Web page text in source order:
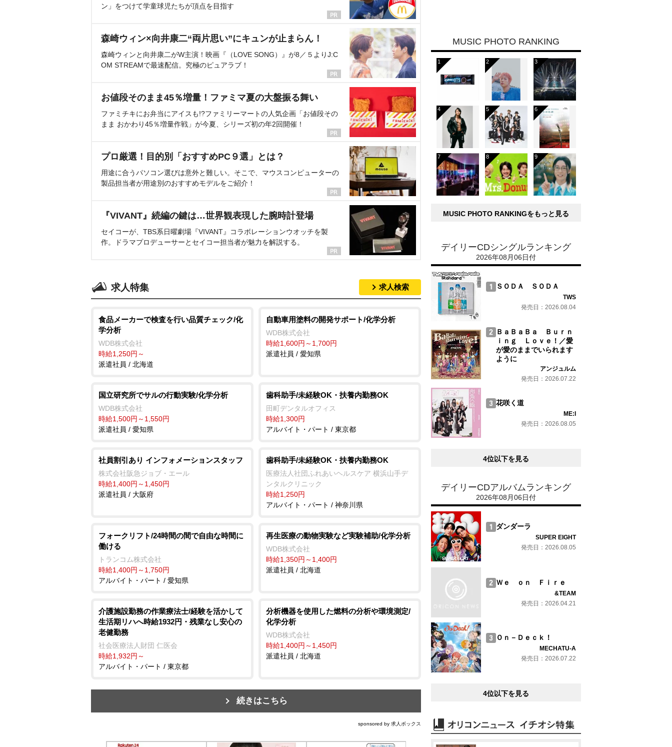
ン」をつけて学童球児たちが頂点を目指す
森崎ウィン×向井康二“両片思い”にキュンが止まらん！
森崎ウィンと向井康二がW主演！映画『（LOVE SONG）』が8／５よりJ:C
OM STREAMで最速配信。究極のピュアラブ！
お値段そのまま45％増量！ファミマ夏の大盤振る舞い
ファミチキにお弁当にアイスも!?ファミリーマートの人気企画「お値段その
まま おかわり45％増量作戦」が今夏、シリーズ初の年2回開催！
プロ厳選！目的別「おすすめPC９選」とは？
用途に合うパソコン選びは意外と難しい。そこで、マウスコンピューターの
製品担当者が用途別のおすすめモデルをご紹介！
『VIVANT』続編の鍵は…世界観表現した腕時計登場
セイコーが、TBS系日曜劇場『VIVANT』コラボレーションウオッチを製
作。ドラマプロデューサーとセイコー担当者が魅力を解説する。
求人特集 求人検索
食品メーカーで検査を行い品質チェック/化
学分析
WDB株式会社
時給1,250円～
派遣社員 / 北海道
自動車用塗料の開発サポート/化学分析
WDB株式会社
時給1,600円～1,700円
派遣社員 / 愛知県
国立研究所でサルの行動実験/化学分析
WDB株式会社
時給1,500円～1,550円
派遣社員 / 愛知県
歯科助手/未経験OK・扶養内勤務OK
田町デンタルオフィス
時給1,300円
アルバイト・パート / 東京都
社員割引あり インフォメーションスタッフ
株式会社阪急ジョブ・エール
時給1,400円～1,450円
派遣社員 / 大阪府
歯科助手/未経験OK・扶養内勤務OK
医療法人社団ふれあいヘルスケア 横浜山手デ
ンタルクリニック
時給1,250円
アルバイト・パート / 神奈川県
フォークリフト/24時間の間で自由な時間に
働ける
トランコム株式会社
時給1,400円～1,750円
アルバイト・パート / 愛知県
再生医療の動物実験など実験補助/化学分析
WDB株式会社
時給1,350円～1,400円
派遣社員 / 北海道
介護施設勤務の作業療法士/経験を活かして
生活期リハへ時給1932円・残業なし安心の
老健勤務
社会医療法人財団 仁医会
時給1,932円～
アルバイト・パート / 東京都
分析機器を使用した燃料の分析や環境測定/
化学分析
WDB株式会社
時給1,400円～1,450円
派遣社員 / 北海道
続きはこちら
sponsored by 求人ボックス
MUSIC PHOTO RANKING
MUSIC PHOTO RANKINGをもっと見る
デイリーCDシングルランキング
2026年08月06日付
ＳＯＤＡ ＳＯＤＡ
TWS
発売日：2026.08.04
ＢａＢａＢａ Ｂｕｒｎ
ｉｎｇ Ｌｏｖｅ！／愛
が愛のままでいられます
ように
アンジュルム
発売日：2026.07.22
花咲く道
ME:I
発売日：2026.08.05
4位以下を見る
デイリーCDアルバムランキング
2026年08月06日付
ダンダーラ
SUPER EIGHT
発売日：2026.08.05
Ｗｅ ｏｎ Ｆｉｒｅ
&TEAM
発売日：2026.04.21
Ｏｎ－Ｄｅｃｋ！
MECHATU-A
発売日：2026.07.22
4位以下を見る